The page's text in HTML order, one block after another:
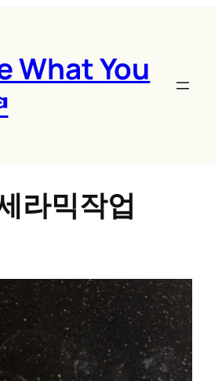
What You
라믹작업